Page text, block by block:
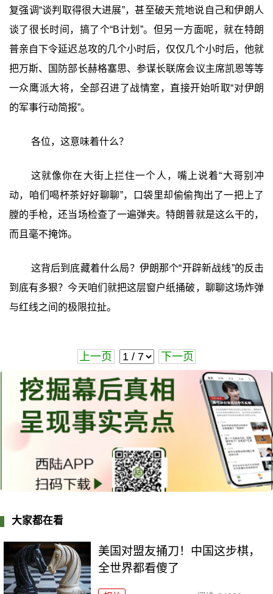
复强调“谈判取得很大进展”，甚至破天荒地说自己和伊朗人
谈了很长时间，搞了个“B计划”。但另一方面呢，就在特朗
普亲自下令延迟总攻的几个小时后，仅仅几个小时后，他就
把万斯、国防部长赫格塞思、参谋长联席会议主席凯恩等等
一众鹰派大将，全部召进了战情室，直接开始听取“对伊朗
的军事行动简报”。
各位，这意味着什么？
这就像你在大街上拦住一个人，嘴上说着“大哥别冲
动，咱们喝杯茶好好聊聊”，口袋里却偷偷掏出了一把上了
膛的手枪，还当场检查了一遍弹夹。特朗普就是这么干的，
而且毫不掩饰。
这背后到底藏着什么局？伊朗那个“开辟新战线”的反击
到底有多狠？今天咱们就把这层窗户纸捅破，聊聊这场炸弹
与红线之间的极限拉扯。
上一页 下一页
大家都在看
美国对盟友捅刀！中国这步棋，
全世界都看傻了